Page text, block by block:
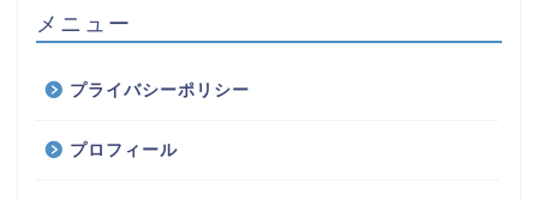
メニュー
プライバシーポリシー
プロフィール